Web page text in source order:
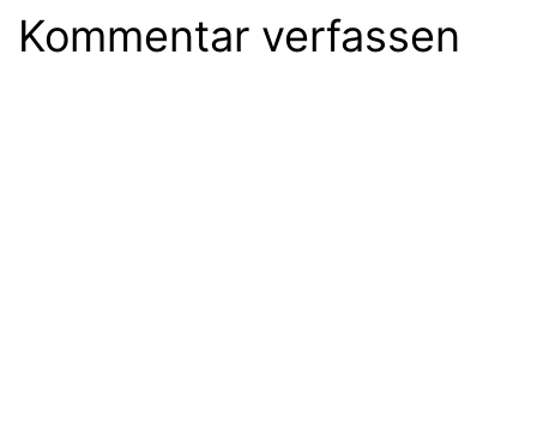
Kommentar verfassen